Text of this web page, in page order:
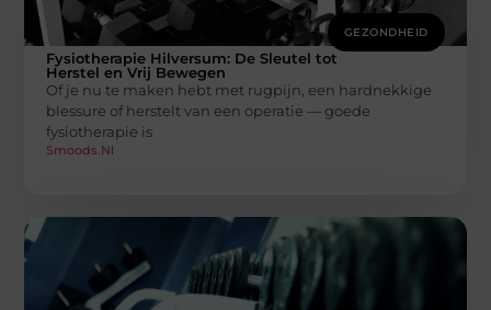
GEZONDHEID
Fysiotherapie Hilversum: De Sleutel tot
Herstel en Vrij Bewegen
Of je nu te maken hebt met rugpijn, een hardnekkige
blessure of herstelt van een operatie — goede
fysiotherapie is
Smoods.nl